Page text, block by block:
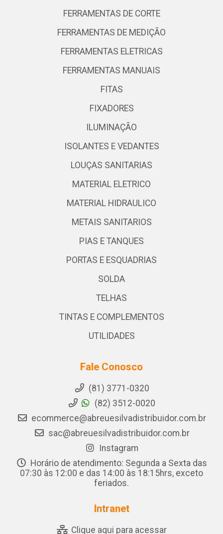
FERRAMENTAS DE CORTE
FERRAMENTAS DE MEDIÇÃO
FERRAMENTAS ELETRICAS
FERRAMENTAS MANUAIS
FITAS
FIXADORES
ILUMINAÇÃO
ISOLANTES E VEDANTES
LOUÇAS SANITARIAS
MATERIAL ELETRICO
MATERIAL HIDRAULICO
METAIS SANITARIOS
PIAS E TANQUES
PORTAS E ESQUADRIAS
SOLDA
TELHAS
TINTAS E COMPLEMENTOS
UTILIDADES
Fale Conosco
(81) 3771-0320
(82) 3512-0020
ecommerce@abreuesilvadistribuidor.com.br
sac@abreuesilvadistribuidor.com.br
Instagram
Horário de atendimento: Segunda a Sexta das
07:30 às 12:00 e das 14:00 às 18:15hrs, exceto
feriados.
Intranet
Clique aqui para acessar